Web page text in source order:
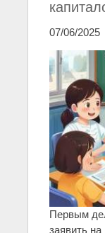
07/06/2025
Первым
заявить